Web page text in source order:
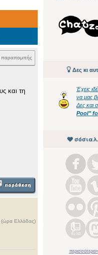
παραπομπής
και τη
(ώρα Ελλάδας)
Δες κι
Έχεις
να μας
Δες και
Pool"
περισσότερα»